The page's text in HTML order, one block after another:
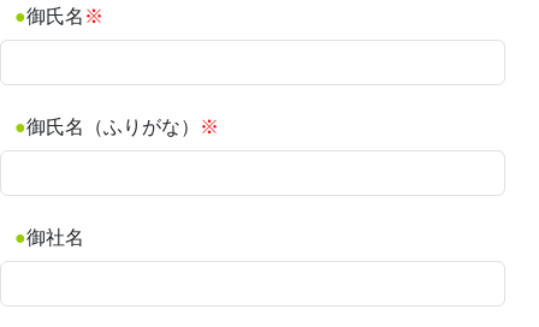
御氏名 ※
御氏名（ふりがな） ※
御社名